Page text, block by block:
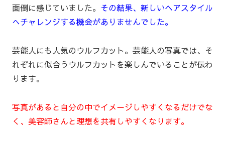
面倒に感じていました。 その結果、新しいヘアスタイル
へチャレンジする機会がありませんでした。
芸能人にも人気のウルフカット。芸能人の写真では、そ
れぞれに似合うウルフカットを楽しんでいることが伝わ
ります。
写真があると自分の中でイメージしやすくなるだけでな
く、美容師さんと理想を共有しやすくなります。